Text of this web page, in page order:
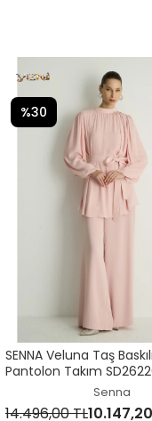
SENNA Veluna Taş
Pantolon Takım
Senna
14.496,00 TL
%30